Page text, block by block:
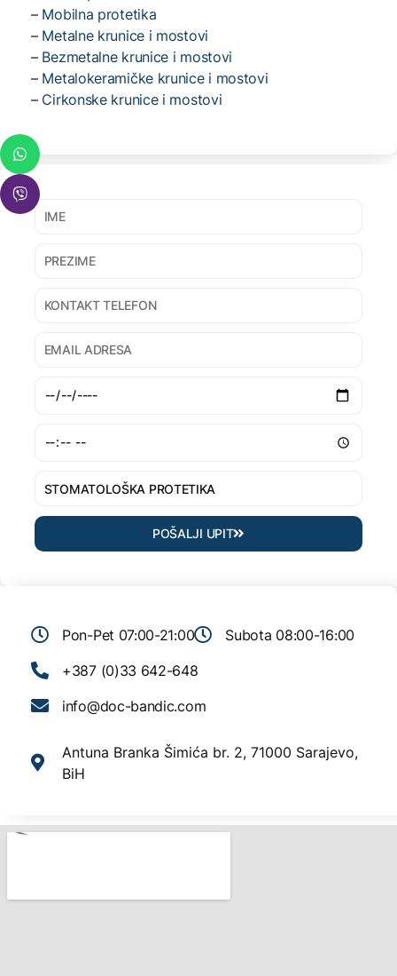
– Mobilna protetika
– Metalne krunice i mostovi
– Bezmetalne krunice i mostovi
– Metalokeramičke krunice i mostovi
– Cirkonske krunice i mostovi
POŠALJI UPIT
Pon-Pet 07:00-21:00
Subota 08:00-16:00
+387 (0)33 642-648
info@doc-bandic.com
Antuna Branka Šimića br. 2, 71000 Sarajevo,
BiH